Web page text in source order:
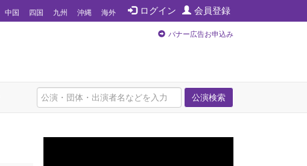
ログイン 会員登録
中国 四国 九州 沖縄 海外
バナー広告お申込み
公演検索